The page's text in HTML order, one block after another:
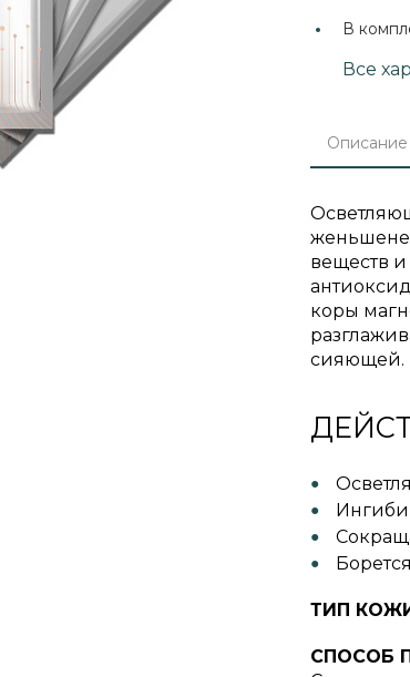
В
Все
Описание
веществ
коры
сияющей.
ТИП
СПОСОБ